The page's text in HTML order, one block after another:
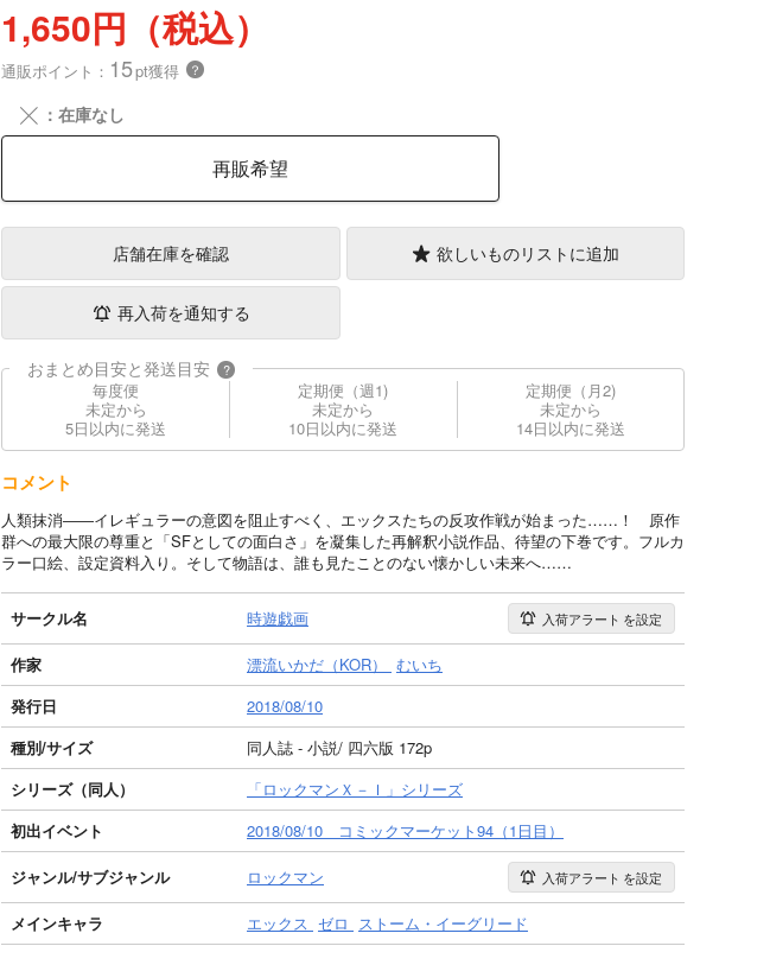
1,650円（税込）
通販ポイント： 15pt獲得 ？
╳ ：在庫なし
再販希望
店舗在庫を確認 欲しいものリストに追加
再入荷を通知する
おまとめ目安と発送目安 ?
毎度便
未定から
5日以内に発送
定期便（週1)
未定から
10日以内に発送
定期便（月2)
未定から
14日以内に発送
コメント
人類抹消――イレギュラーの意図を阻止すべく、エックスたちの反攻作戦が始まった……！ 原作
群への最大限の尊重と「SFとしての面白さ」を凝集した再解釈小説作品、待望の下巻です。フルカ
ラー口絵、設定資料入り。そして物語は、誰も見たことのない懐かしい未来へ……
サークル名 時遊戯画 入荷アラート を設定
作家 漂流いかだ（KOR）
むいち
発行日
2018/08/10
種別/サイズ
同人誌 - 小説/ 四六版 172p
シリーズ（同人）
「ロックマンＸ－Ｉ」シリーズ
初出イベント
2018/08/10 コミックマーケット94（1日目）
ジャンル/サブジャンル ロックマン 入荷アラート を設定
メインキャラ エックス ゼロ ストーム・イーグリード